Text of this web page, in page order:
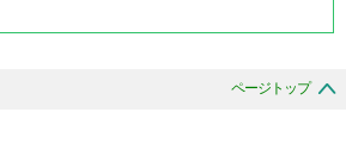
ページトップ